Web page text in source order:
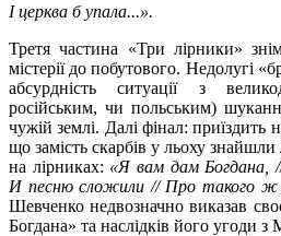
І церква б упала...».
Третя частина «Три лірники»
містерії до побутового. Недолугі
абсурдність ситуації з
російським, чи польським)
чужій землі. Далі фінал: приїздить
що замість скарбів у льоху знайшли
на лірниках: «Я вам дам Богдана,
И песню сложили // Про такого ж
Шевченко недвозначно виказав
Богдана» та наслідків його угоди